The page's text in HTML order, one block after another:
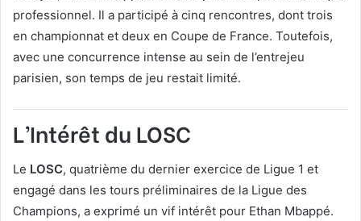
professionnel. Il a participé à cinq rencontres, dont trois
en championnat et deux en Coupe de France. Toutefois,
avec une concurrence intense au sein de l’entrejeu
parisien, son temps de jeu restait limité.
L’Intérêt du LOSC
Le LOSC, quatrième du dernier exercice de Ligue 1 et
engagé dans les tours préliminaires de la Ligue des
Champions, a exprimé un vif intérêt pour Ethan Mbappé.